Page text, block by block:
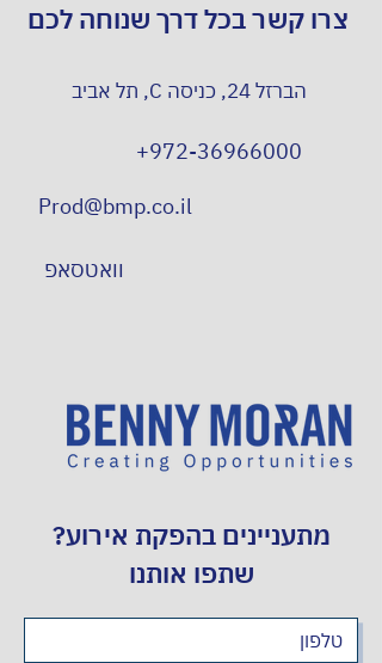
צרו קשר בכל דרך שנוחה לכם
הברזל 24, כניסה C, תל אביב
+972-36966000
Prod@bmp.co.il
וואטסאפ
מתעניינים בהפקת אירוע?
שתפו אותנו